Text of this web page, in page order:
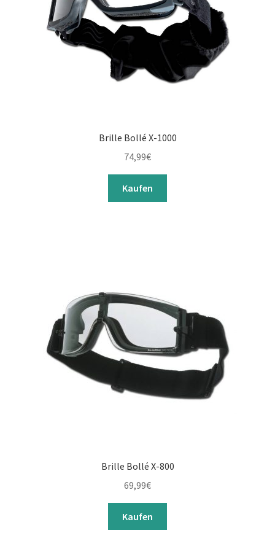
Brille Bollé X-1000
74,99€
Kaufen
Brille Bollé X-800
69,99€
Kaufen